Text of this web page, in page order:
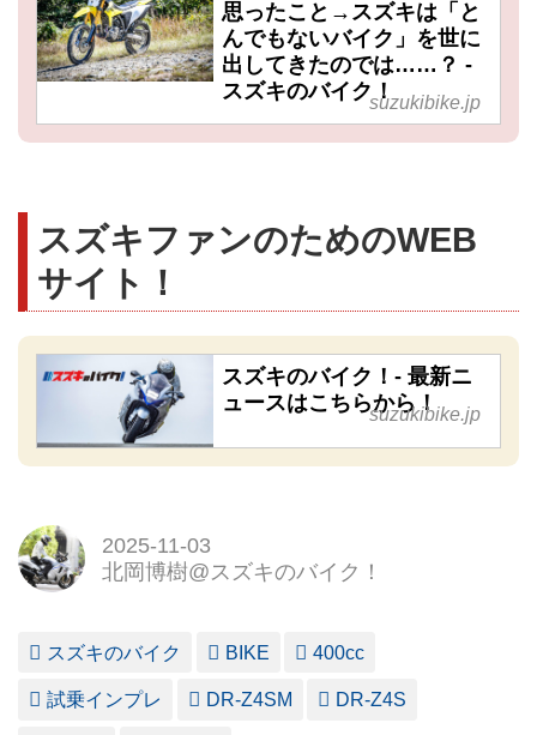
思ったこと→スズキは「と
んでもないバイク」を世に
出してきたのでは……？ -
スズキのバイク！suzukibike.jp
スズキファンのためのWEB
サイト！
スズキのバイク！- 最新ニ
ュースはこちらから！
suzukibike.jp
2025-11-03
北岡博樹@スズキのバイク！
スズキのバイク BIKE 400cc
試乗インプレ DR-Z4SM DR-Z4S